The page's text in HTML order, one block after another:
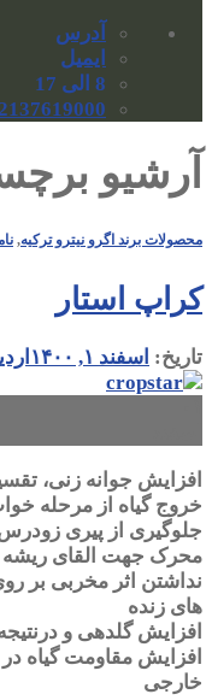
آدرس
ایمیل
8 الی 17
02137619000 (30
آرشیو
محصولات برند اگرو نیترو ترکیه,
کراپ استار
تاریخ: اسفند ۱, ۱۴۰۰
افزایش جوانه زنی،
خروج گیاه از مرحله
جلوگیری از پیری زودرس
محرک جهت القای ریشه
نداشتن اثر مخربی بر
های زنده
افزایش گلدهی و
افزایش مقاومت گیاه
خارجی